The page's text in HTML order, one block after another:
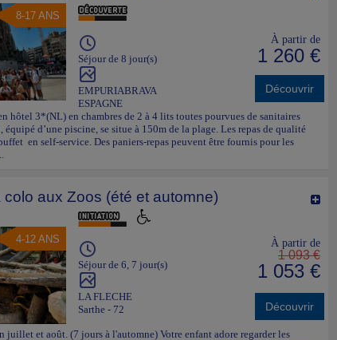
8-17 ANS
Séjour de 8 jour(s)
EMPURIABRAVA
ESPAGNE
À partir de
1 260 €
Découvrir
hôtel 3*(NL) en chambres de 2 à 4 lits toutes pourvues de sanitaires
équipé d’une piscine, se situe à 150m de la plage. Les repas de qualité
en self-service. Des paniers-repas peuvent être fournis pour les
colo aux Zoos (été et automne)
4-12 ANS
Séjour de 6, 7 jour(s)
LA FLECHE
Sarthe - 72
À partir de
1 093 €
1 053 €
Découvrir
juillet et août. (7 jours à l'automne) Votre enfant adore regarder les